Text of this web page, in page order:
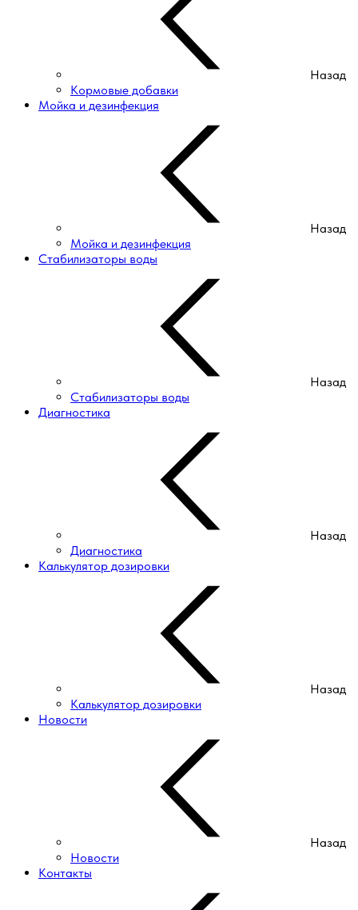
Назад
Кормовые добавки
Мойка и дезинфекция
Назад
Мойка и дезинфекция
Стабилизаторы воды
Назад
Стабилизаторы воды
Диагностика
Назад
Диагностика
Калькулятор дозировки
Назад
Калькулятор дозировки
Новости
Назад
Новости
Контакты